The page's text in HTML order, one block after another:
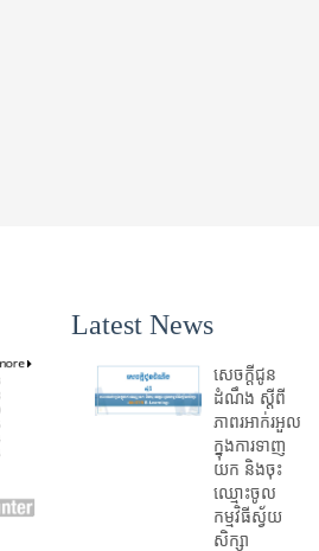
Latest News
សេចក្តីជូន
ដំណឹង ស្តី​ពី
ភាព​រអាក់រអួល​
ក្នុងការ​ទាញ​
យក និង​ចុះ​
ឈ្មោះ​ចូល​
កម្មវិធី​ស្វ័យ
សិក្សា